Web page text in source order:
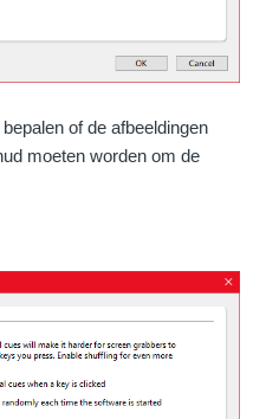
of de afbeeldingen
moeten worden om de